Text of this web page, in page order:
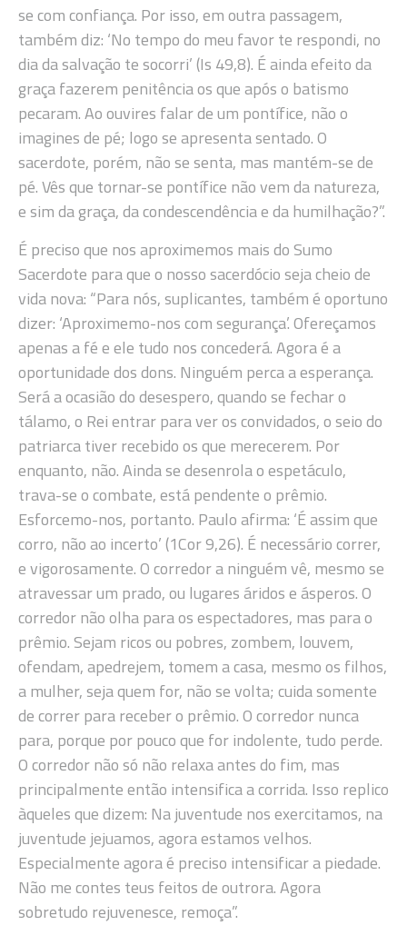
se com confiança. Por isso, em outra passagem,
também diz: ‘No tempo do meu favor te respondi, no
dia da salvação te socorri’ (Is 49,8). É ainda efeito da
graça fazerem penitência os que após o batismo
pecaram. Ao ouvires falar de um pontífice, não o
imagines de pé; logo se apresenta sentado. O
sacerdote, porém, não se senta, mas mantém-se de
pé. Vês que tornar-se pontífice não vem da natureza,
e sim da graça, da condescendência e da humilhação?”.
É preciso que nos aproximemos mais do Sumo
Sacerdote para que o nosso sacerdócio seja cheio de
vida nova: “Para nós, suplicantes, também é oportuno
dizer: ‘Aproximemo-nos com segurança’. Ofereçamos
apenas a fé e ele tudo nos concederá. Agora é a
oportunidade dos dons. Ninguém perca a esperança.
Será a ocasião do desespero, quando se fechar o
tálamo, o Rei entrar para ver os convidados, o seio do
patriarca tiver recebido os que merecerem. Por
enquanto, não. Ainda se desenrola o espetáculo,
trava-se o combate, está pendente o prêmio.
Esforcemo-nos, portanto. Paulo afirma: ‘É assim que
corro, não ao incerto’ (1Cor 9,26). É necessário correr,
e vigorosamente. O corredor a ninguém vê, mesmo se
atravessar um prado, ou lugares áridos e ásperos. O
corredor não olha para os espectadores, mas para o
prêmio. Sejam ricos ou pobres, zombem, louvem,
ofendam, apedrejem, tomem a casa, mesmo os filhos,
a mulher, seja quem for, não se volta; cuida somente
de correr para receber o prêmio. O corredor nunca
para, porque por pouco que for indolente, tudo perde.
O corredor não só não relaxa antes do fim, mas
principalmente então intensifica a corrida. Isso replico
àqueles que dizem: Na juventude nos exercitamos, na
juventude jejuamos, agora estamos velhos.
Especialmente agora é preciso intensificar a piedade.
Não me contes teus feitos de outrora. Agora
sobretudo rejuvenesce, remoça”.